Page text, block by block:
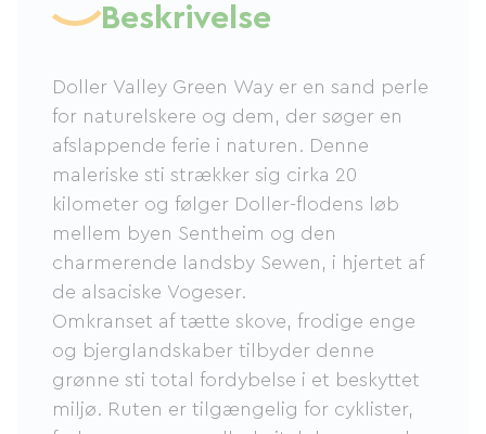
Beskrivelse
Doller Valley Green Way er en sand perle
for naturelskere og dem, der søger en
afslappende ferie i naturen. Denne
maleriske sti strækker sig cirka 20
kilometer og følger Doller-flodens løb
mellem byen Sentheim og den
charmerende landsby Sewen, i hjertet af
de alsaciske Vogeser.
Omkranset af tætte skove, frodige enge
og bjerglandskaber tilbyder denne
grønne sti total fordybelse i et beskyttet
miljø. Ruten er tilgængelig for cyklister,